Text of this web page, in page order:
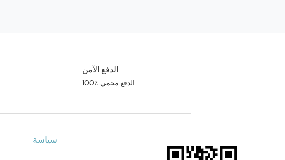
الدفع الآمن
100٪ الدفع محمي
سياسة